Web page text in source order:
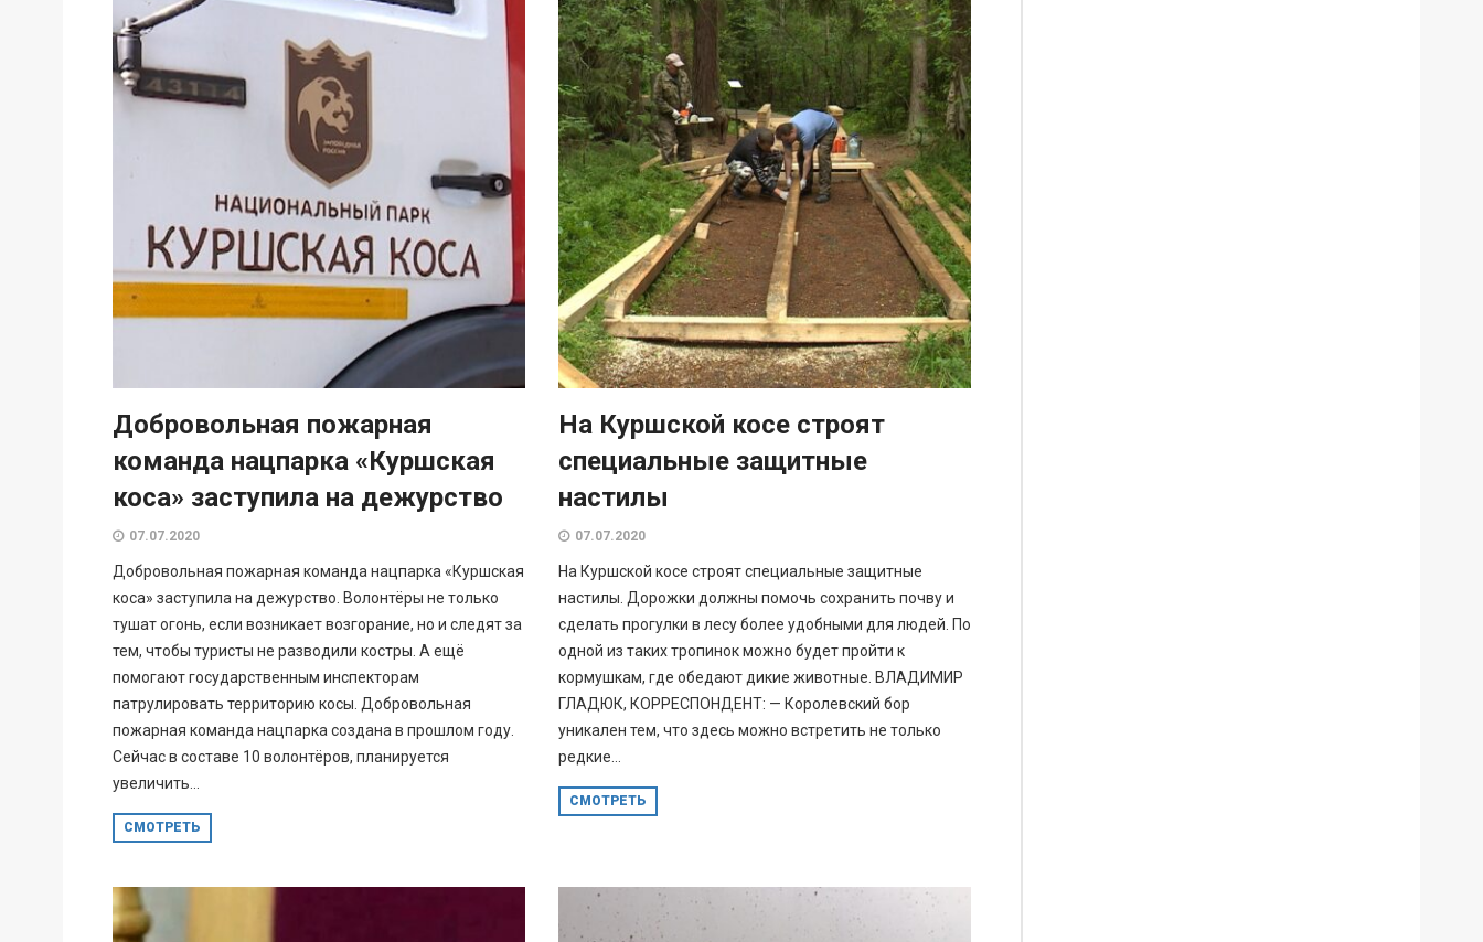
Добровольная пожарная
команда нацпарка «Куршская
коса» заступила на дежурство
07.07.2020
Добровольная пожарная команда нацпарка «Куршская
коса» заступила на дежурство. Волонтёры не только
тушат огонь, если возникает возгорание, но и следят за
тем, чтобы туристы не разводили костры. А ещё
помогают государственным инспекторам
патрулировать территорию косы. Добровольная
пожарная команда нацпарка создана в прошлом году.
Сейчас в составе 10 волонтёров, планируется
увеличить...
СМОТРЕТЬ
На Куршской косе строят
специальные защитные
настилы
07.07.2020
На Куршской косе строят специальные защитные
настилы. Дорожки должны помочь сохранить почву и
сделать прогулки в лесу более удобными для людей. По
одной из таких тропинок можно будет пройти к
кормушкам, где обедают дикие животные. ВЛАДИМИР
ГЛАДЮК, КОРРЕСПОНДЕНТ: — Королевский бор
уникален тем, что здесь можно встретить не только
редкие...
СМОТРЕТЬ